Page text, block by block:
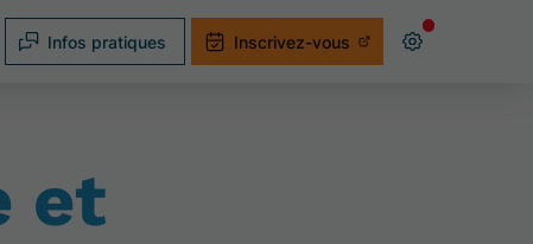
Infos pratiques Inscrivez-vous
et